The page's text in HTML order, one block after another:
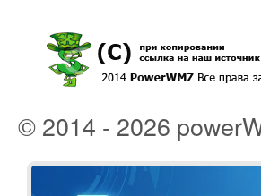
© 2014 - 2026